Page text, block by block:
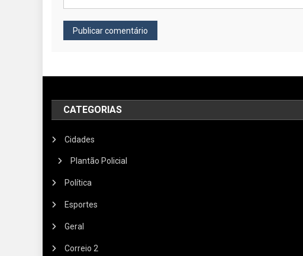
CATEGORIAS
Cidades
Plantão Policial
Política
Esportes
Geral
Correio 2